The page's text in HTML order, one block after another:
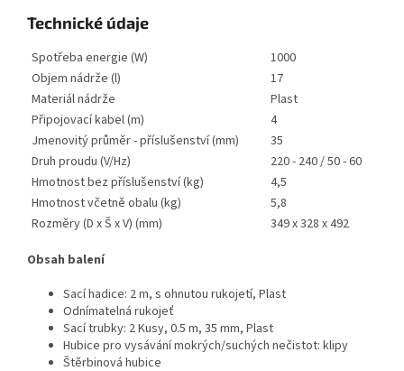
Technické údaje
Spotřeba energie (W)
1000
Objem nádrže (l)
17
Materiál nádrže
Plast
Připojovací kabel (m)
4
Jmenovitý průměr - příslušenství (mm)
35
Druh proudu (V/Hz)
220 - 240 / 50 - 60
Hmotnost bez příslušenství (kg)
4,5
Hmotnost včetně obalu (kg)
5,8
Rozměry (D x Š x V) (mm)
349 x 328 x 492
Obsah balení
Sací hadice: 2 m, s ohnutou rukojetí, Plast
Odnímatelná rukojeť
Sací trubky: 2 Kusy, 0.5 m, 35 mm, Plast
Hubice pro vysávání mokrých/suchých nečistot: klipy
Štěrbinová hubice